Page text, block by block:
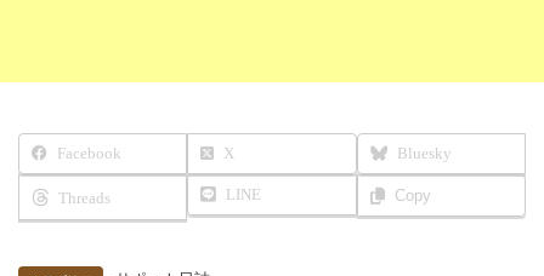
Facebook X Bluesky
Threads LINE Copy